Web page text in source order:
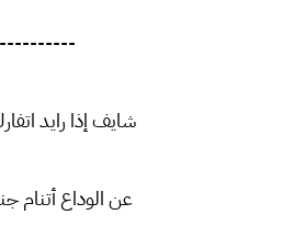
----------
شايف إذا رايد
عن الوداع أتنام